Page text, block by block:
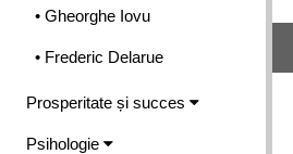
• Gheorghe Iovu
• Frederic Delarue
Prosperitate și succes
Psihologie